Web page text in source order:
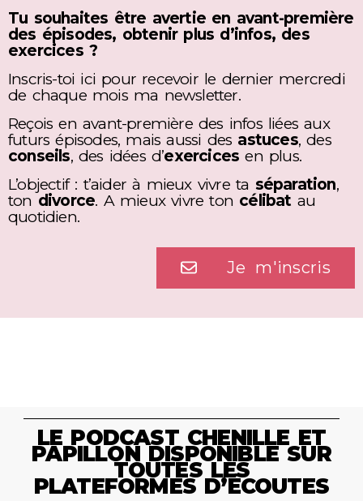
Tu souhaites être avertie en avant-première
des épisodes, obtenir plus d’infos, des
exercices ?
Inscris-toi ici pour recevoir le dernier mercredi
de chaque mois ma newsletter.
Reçois en avant-première des infos liées aux
futurs épisodes, mais aussi des astuces, des
conseils, des idées d’exercices en plus.
L’objectif : t’aider à mieux vivre ta séparation,
ton divorce. A mieux vivre ton célibat au
quotidien.
Je m'inscris
LE PODCAST CHENILLE ET
PAPILLON DISPONIBLE SUR
TOUTES LES
PLATEFORMES D’ÉCOUTES